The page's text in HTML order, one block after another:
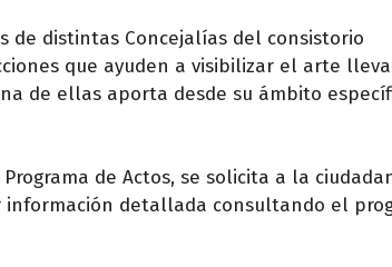
de distintas Concejalías del consistorio
que ayuden a visibilizar el arte
de ellas aporta desde su ámbito
de Actos, se solicita a la
detallada consultando el